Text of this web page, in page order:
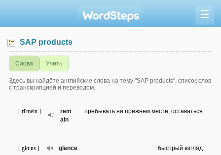
☰
SAP products
Слова Учить
Здесь вы найдёте английские слова на тему "SAP products", список слов
с транскрипцией и переводом.
rem
ain
[ ri'mein ] пребывать на прежнем месте; оставаться
glance
[ glɑ:ns ] быстрый взгляд